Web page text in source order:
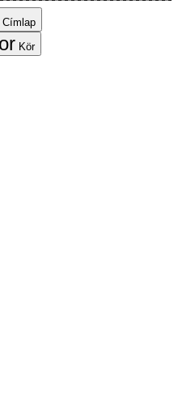
Címlap
Kör